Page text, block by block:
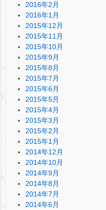
2016年2月
2016年1月
2015年12月
2015年11月
2015年10月
2015年9月
2015年8月
2015年7月
2015年6月
2015年5月
2015年4月
2015年3月
2015年2月
2015年1月
2014年12月
2014年10月
2014年9月
2014年8月
2014年7月
2014年6月